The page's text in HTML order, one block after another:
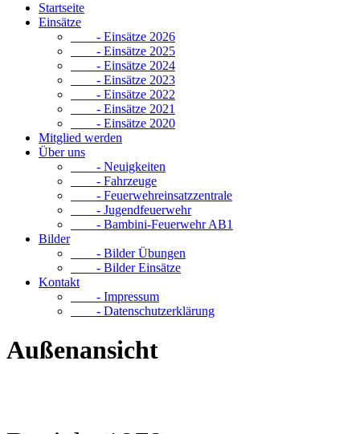
Startseite
Einsätze
- Einsätze 2026
- Einsätze 2025
- Einsätze 2024
- Einsätze 2023
- Einsätze 2022
- Einsätze 2021
- Einsätze 2020
Mitglied werden
Über uns
- Neuigkeiten
- Fahrzeuge
- Feuerwehreinsatzzentrale
- Jugendfeuerwehr
- Bambini-Feuerwehr AB1
Bilder
- Bilder Übungen
- Bilder Einsätze
Kontakt
- Impressum
- Datenschutzerklärung
Außenansicht